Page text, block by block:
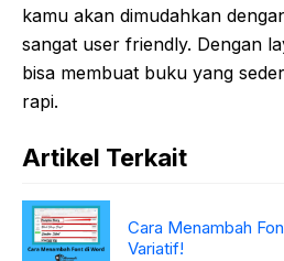
kamu akan dimudahkan
sangat user friendly. Dengan
bisa membuat buku yang
rapi.
Artikel Terkait
Cara Menambah
Variatif!